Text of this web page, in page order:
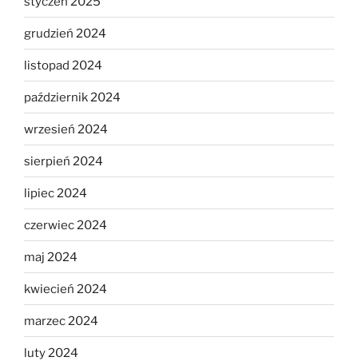
grudzień 2024
listopad 2024
październik 2024
wrzesień 2024
sierpień 2024
lipiec 2024
czerwiec 2024
maj 2024
kwiecień 2024
marzec 2024
luty 2024